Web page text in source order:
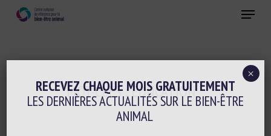
Menu
MOT-CLÉS :EDUCATION
RECEVEZ CHAQUE MOIS GRATUITEMENT
LES DERNIÈRES ACTUALITÉS SUR LE BIEN-ÊTRE
ANIMAL
×